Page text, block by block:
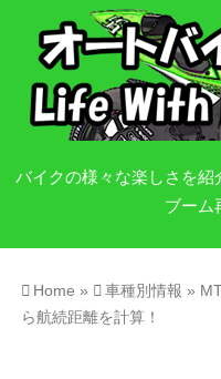
バイクの様々な楽しさを
ブーム
Home » 車種別情報 »
ら航続距離を計算！